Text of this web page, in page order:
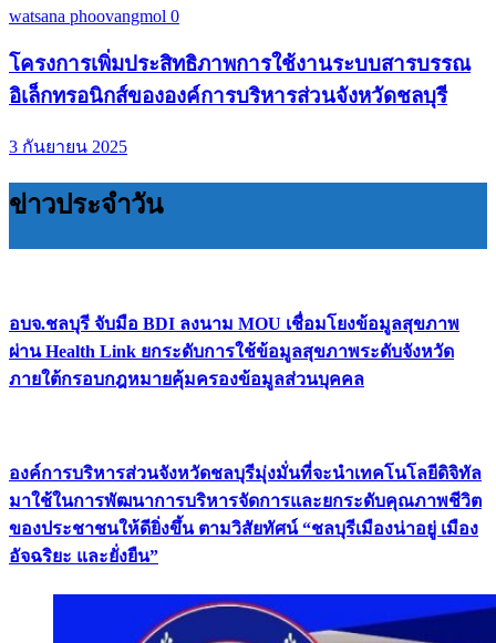
watsana phoovangmol 0
โครงการเพิ่มประสิทธิภาพการใช้งานระบบสารบรรณ
อิเล็กทรอนิกส์ขององค์การบริหารส่วนจังหวัดชลบุรี
3 กันยายน 2025
ข่าวประจำวัน
อบจ.ชลบุรี จับมือ BDI ลงนาม MOU เชื่อมโยงข้อมูลสุขภาพ
ผ่าน Health Link ยกระดับการใช้ข้อมูลสุขภาพระดับจังหวัด
ภายใต้กรอบกฎหมายคุ้มครองข้อมูลส่วนบุคคล
องค์การบริหารส่วนจังหวัดชลบุรีมุ่งมั่นที่จะนำเทคโนโลยีดิจิทัล
มาใช้ในการพัฒนาการบริหารจัดการและยกระดับคุณภาพชีวิต
ของประชาชนให้ดียิ่งขึ้น ตามวิสัยทัศน์ “ชลบุรีเมืองน่าอยู่ เมือง
อัจฉริยะ และยั่งยืน”